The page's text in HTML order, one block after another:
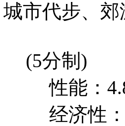
市代步、郊
(5分制)
性能：
经济性